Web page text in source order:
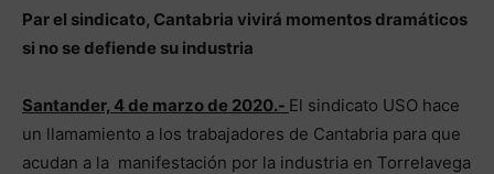
Par el sindicato, Cantabria vivirá momentos dramáticos
si no se defiende su industria
Santander, 4 de marzo de 2020.- El sindicato USO hace
un llamamiento a los trabajadores de Cantabria para que
acudan a la manifestación por la industria en Torrelavega